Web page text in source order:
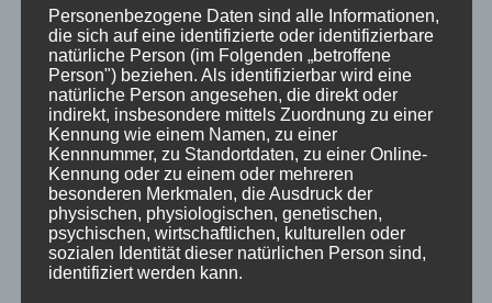
Bergbahnen
Bewertung
E-Bike
Empfehlung
Ferienwohnungen
FIS Nordische Ski WM
Gäste
Personenbezogene Daten sind alle Informationen,
die sich auf eine identifizierte oder identifizierbare
natürliche Person (im Folgenden „betroffene
Person") beziehen. Als identifizierbar wird eine
natürliche Person angesehen, die direkt oder
indirekt, insbesondere mittels Zuordnung zu einer
Kennung wie einem Namen, zu einer
Kennnummer, zu Standortdaten, zu einer Online-
Kennung oder zu einem oder mehreren
besonderen Merkmalen, die Ausdruck der
physischen, physiologischen, genetischen,
psychischen, wirtschaftlichen, kulturellen oder
sozialen Identität dieser natürlichen Person sind,
identifiziert werden kann.